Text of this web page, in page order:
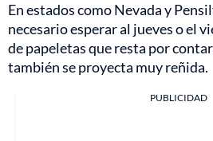
En estados como Nevada y
necesario esperar al jueves o el
de papeletas que resta por
también se proyecta muy reñida.
PUBLICIDAD